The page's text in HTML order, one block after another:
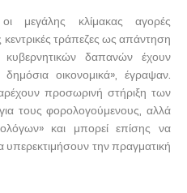
μεγάλης κλίμακας αγορές
κεντρικές τράπεζες ως απάντηση
δαπανών έχουν
οικονομικά», έγραψαν.
προσωρινή στήριξη των
τους φορολογούμενους, αλλά
και μπορεί επίσης να
υπερεκτιμήσουν την πραγματική